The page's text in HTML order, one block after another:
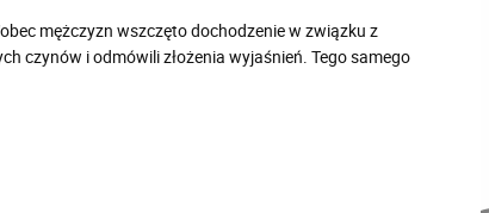
mężczyzn wszczęto dochodzenie w związku z
czynów i odmówili złożenia wyjaśnień. Tego samego